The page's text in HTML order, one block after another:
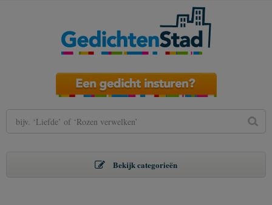
Bekijk categorieën